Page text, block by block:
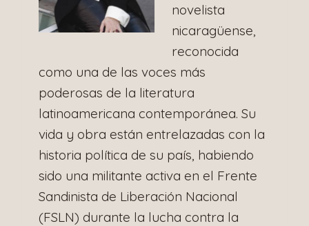
novelista
nicaragüense,
reconocida
como una de las voces más
poderosas de la literatura
latinoamericana contemporánea. Su
vida y obra están entrelazadas con la
historia política de su país, habiendo
sido una militante activa en el Frente
Sandinista de Liberación Nacional
(FSLN) durante la lucha contra la